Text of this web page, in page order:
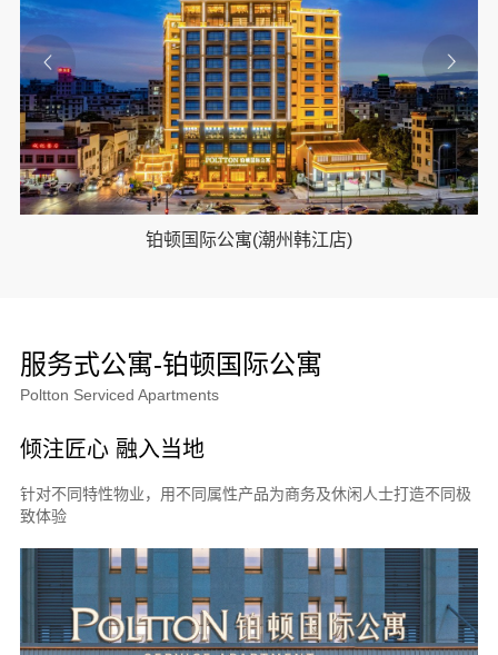
铂顿国际公寓(潮州韩江店)
服务式公寓-铂顿国际公寓
Poltton Serviced Apartments
倾注匠心 融入当地
针对不同特性物业，用不同属性产品为商务及休闲人士打造不同极
致体验